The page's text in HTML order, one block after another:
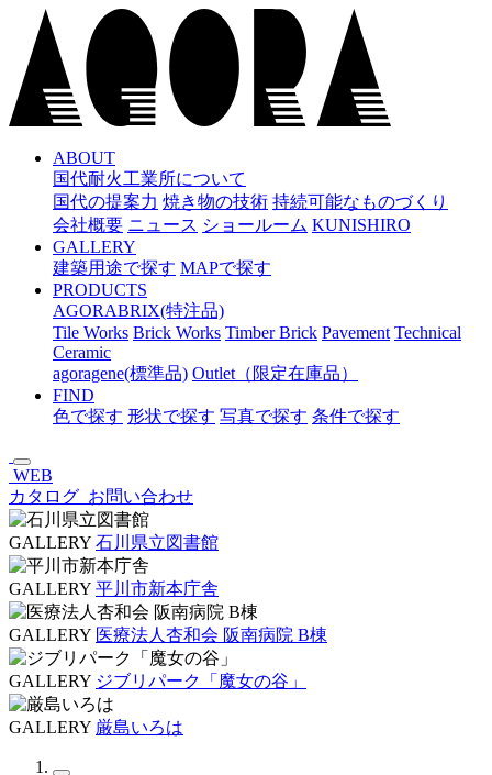
コ
ン
ABOUT
国代耐火工業所について
国代の提案力 焼き物の技術 持続可能なものづくり
会社概要 ニュース ショールーム KUNISHIRO
GALLERY
建築用途で探す MAPで探す
PRODUCTS
AGORABRIX(特注品)
Tile Works Brick Works Timber Brick Pavement Technical
Ceramic
agoragene(標準品) Outlet（限定在庫品）
FIND
色で探す 形状で探す 写真で探す 条件で探す
WEB
カタログ お問い合わせ
GALLERY 石川県立図書館
GALLERY 平川市新本庁舎
GALLERY 医療法人杏和会 阪南病院 B棟
GALLERY ジブリパーク「魔女の谷」
GALLERY 厳島いろは